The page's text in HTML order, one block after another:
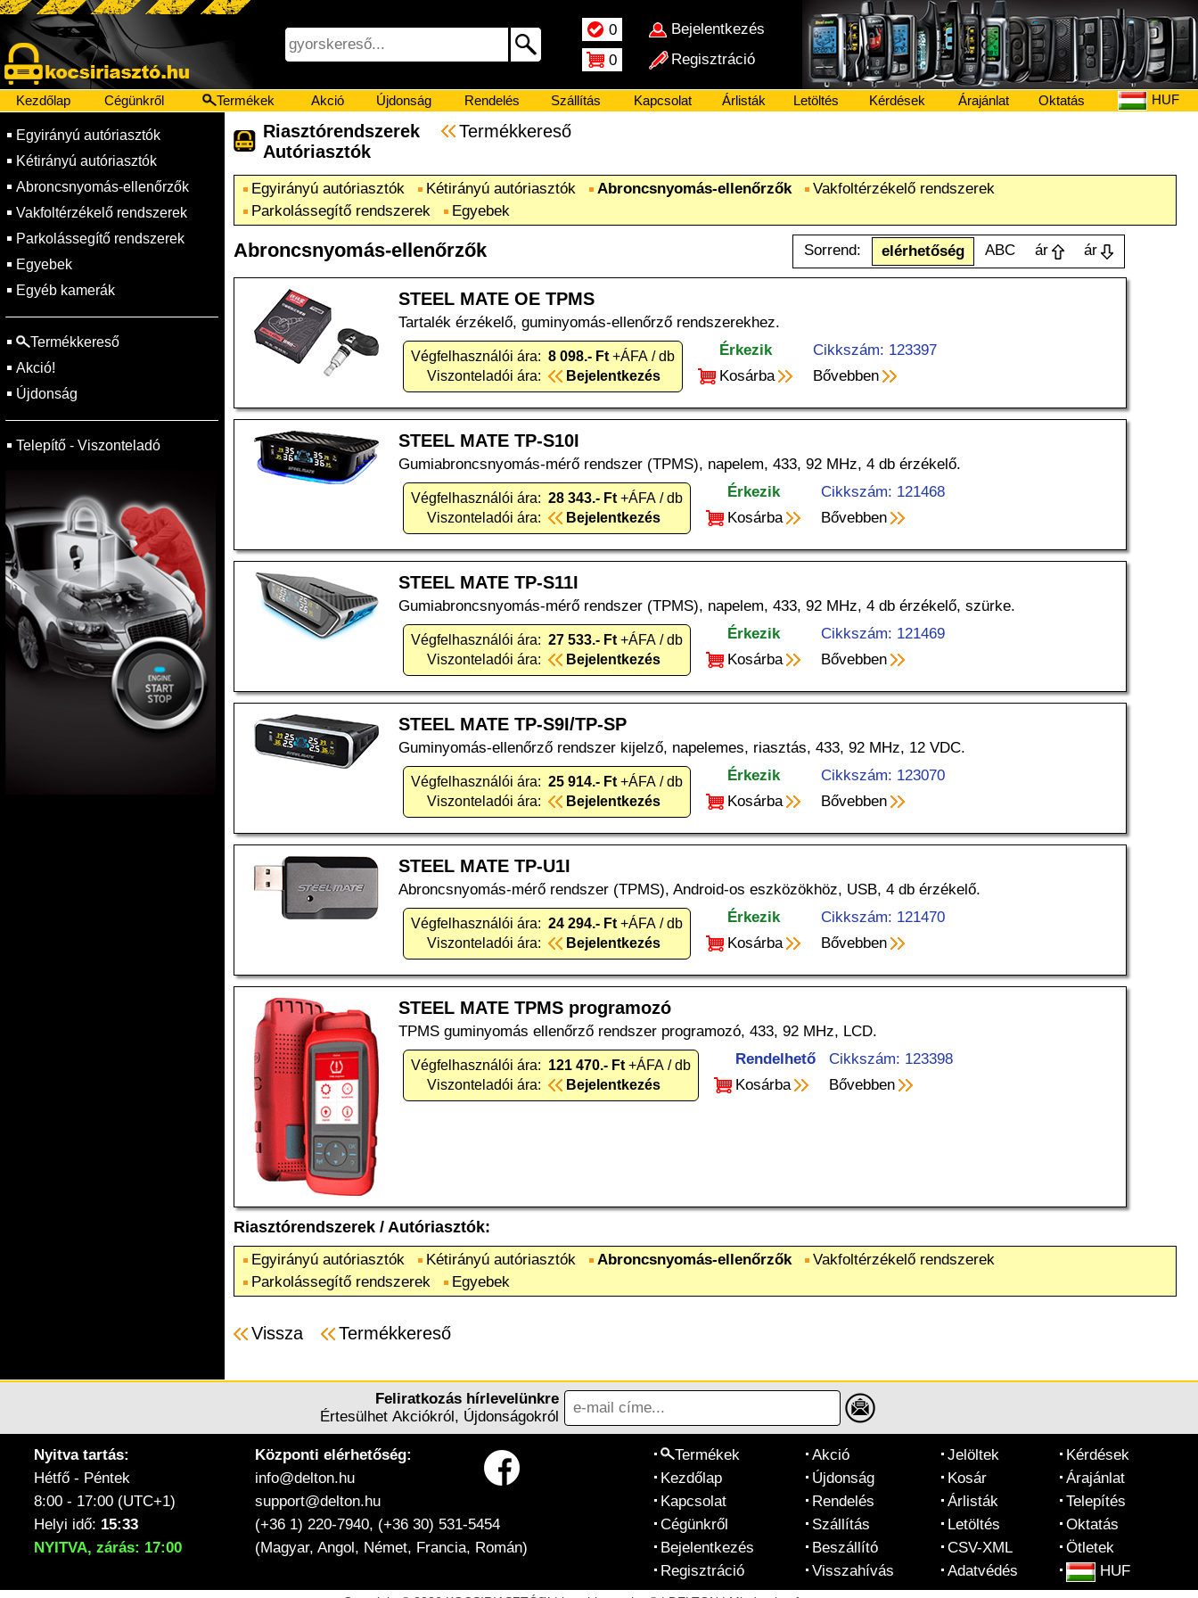
0
0
Bejelentkezés
Regisztráció
Kezdőlap Cégünkről Termékek Akció Újdonság Rendelés Szállítás Kapcsolat Árlisták Letöltés Kérdések Árajánlat Oktatás HUF
Egyirányú autóriasztók
Kétirányú autóriasztók
Abroncsnyomás-ellenőrzők
Vakfoltérzékelő rendszerek
Parkolássegítő rendszerek
Egyebek
Egyéb kamerák
Termékkereső
Akció!
Újdonság
Telepítő - Viszonteladó
Riasztórendszerek
Termékkereső
Autóriasztók
Egyirányú autóriasztók Kétirányú autóriasztók Abroncsnyomás-ellenőrzők
Vakfoltérzékelő rendszerek
Parkolássegítő rendszerek
Egyebek
Abroncsnyomás-ellenőrzők Sorrend: elérhetőség ABC ár ár
STEEL MATE OE TPMS
Tartalék érzékelő, guminyomás-ellenőrző rendszerekhez.
Végfelhasználói ára: 8 098.- Ft +ÁFA / db
Viszonteladói ára:
Bejelentkezés
Érkezik
Cikkszám: 123397
Kosárba
Bővebben
STEEL MATE TP-S10I
Gumiabroncsnyomás-mérő rendszer (TPMS), napelem, 433, 92 MHz, 4 db érzékelő.
Végfelhasználói ára: 28 343.- Ft +ÁFA / db
Viszonteladói ára:
Bejelentkezés
Érkezik
Cikkszám: 121468
Kosárba
Bővebben
STEEL MATE TP-S11I
Gumiabroncsnyomás-mérő rendszer (TPMS), napelem, 433, 92 MHz, 4 db érzékelő, szürke.
Végfelhasználói ára: 27 533.- Ft +ÁFA / db
Viszonteladói ára:
Bejelentkezés
Érkezik
Cikkszám: 121469
Kosárba
Bővebben
STEEL MATE TP-S9I/TP-SP
Guminyomás-ellenőrző rendszer kijelző, napelemes, riasztás, 433, 92 MHz, 12 VDC.
Végfelhasználói ára: 25 914.- Ft +ÁFA / db
Viszonteladói ára:
Bejelentkezés
Érkezik
Cikkszám: 123070
Kosárba
Bővebben
STEEL MATE TP-U1I
Abroncsnyomás-mérő rendszer (TPMS), Android-os eszközökhöz, USB, 4 db érzékelő.
Végfelhasználói ára: 24 294.- Ft +ÁFA / db
Viszonteladói ára:
Bejelentkezés
Érkezik
Cikkszám: 121470
Kosárba
Bővebben
STEEL MATE TPMS programozó
TPMS guminyomás ellenőrző rendszer programozó, 433, 92 MHz, LCD.
Végfelhasználói ára: 121 470.- Ft +ÁFA / db
Viszonteladói ára:
Bejelentkezés
Rendelhető
Cikkszám: 123398
Kosárba
Bővebben
Riasztórendszerek / Autóriasztók:
Egyirányú autóriasztók Kétirányú autóriasztók Abroncsnyomás-ellenőrzők
Vakfoltérzékelő rendszerek
Parkolássegítő rendszerek
Egyebek
Vissza Termékkereső
Feliratkozás hírlevelünkre
Értesülhet Akciókról, Újdonságokról
Nyitva tartás:
Hétfő - Péntek
8:00 - 17:00 (UTC+1)
Helyi idő: 15:33
NYITVA, zárás: 17:00
Központi elérhetőség:
info@delton.hu
support@delton.hu
(+36 1) 220-7940, (+36 30) 531-5454
(Magyar, Angol, Német, Francia, Román)
Termékek
Kezdőlap
Kapcsolat
Cégünkről
Bejelentkezés
Regisztráció
Akció
Újdonság
Rendelés
Szállítás
Beszállító
Visszahívás
Jelöltek
Kosár
Árlisták
Letöltés
CSV-XML
Adatvédés
Kérdések
Árajánlat
Telepítés
Oktatás
Ötletek
HUF